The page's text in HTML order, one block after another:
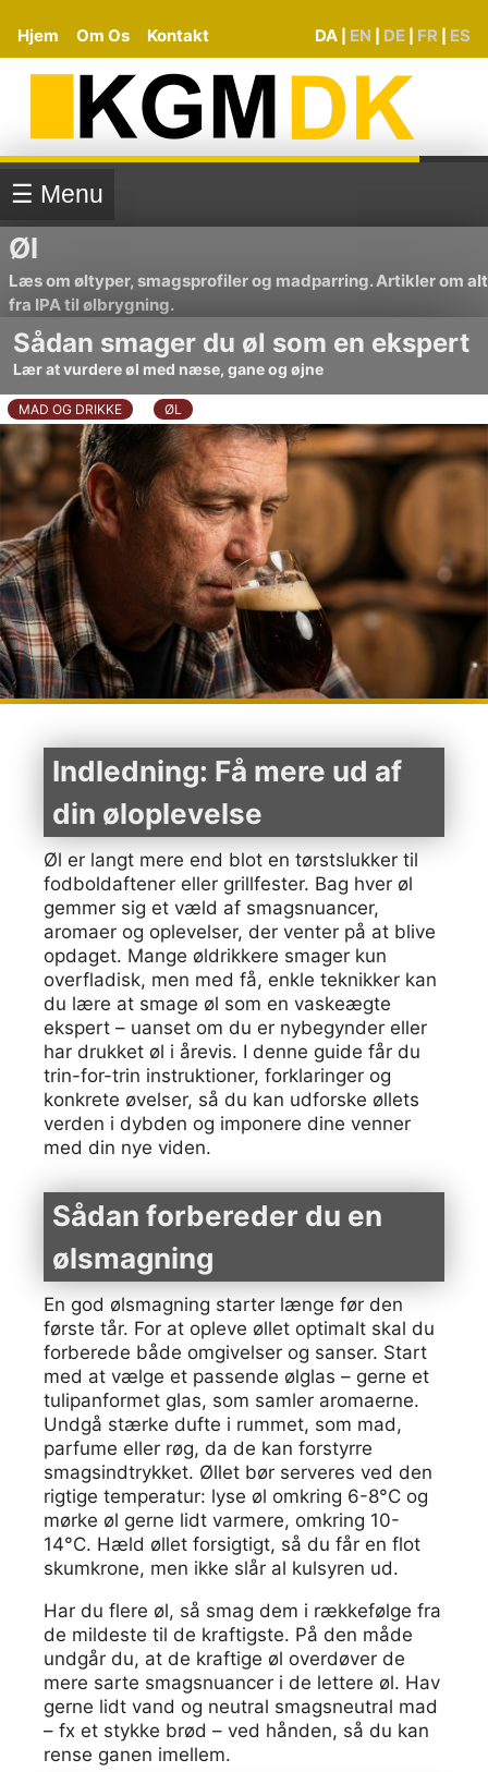
Hjem Om Os Kontakt DA EN DE FR ES
☰ Menu
Øl
Læs om øltyper, smagsprofiler og madparring. Artikler om alt
fra IPA til ølbrygning.
Sådan smager du øl som en ekspert
Lær at vurdere øl med næse, gane og øjne
MAD OG DRIKKE ØL
Indledning: Få mere ud af
din øloplevelse
Øl er langt mere end blot en tørstslukker til
fodboldaftener eller grillfester. Bag hver øl
gemmer sig et væld af smagsnuancer,
aromaer og oplevelser, der venter på at blive
opdaget. Mange øldrikkere smager kun
overfladisk, men med få, enkle teknikker kan
du lære at smage øl som en vaskeægte
ekspert – uanset om du er nybegynder eller
har drukket øl i årevis. I denne guide får du
trin-for-trin instruktioner, forklaringer og
konkrete øvelser, så du kan udforske øllets
verden i dybden og imponere dine venner
med din nye viden.
Sådan forbereder du en
ølsmagning
En god ølsmagning starter længe før den
første tår. For at opleve øllet optimalt skal du
forberede både omgivelser og sanser. Start
med at vælge et passende ølglas – gerne et
tulipanformet glas, som samler aromaerne.
Undgå stærke dufte i rummet, som mad,
parfume eller røg, da de kan forstyrre
smagsindtrykket. Øllet bør serveres ved den
rigtige temperatur: lyse øl omkring 6-8°C og
mørke øl gerne lidt varmere, omkring 10-
14°C. Hæld øllet forsigtigt, så du får en flot
skumkrone, men ikke slår al kulsyren ud.
Har du flere øl, så smag dem i rækkefølge fra
de mildeste til de kraftigste. På den måde
undgår du, at de kraftige øl overdøver de
mere sarte smagsnuancer i de lettere øl. Hav
gerne lidt vand og neutral smagsneutral mad
– fx et stykke brød – ved hånden, så du kan
rense ganen imellem.